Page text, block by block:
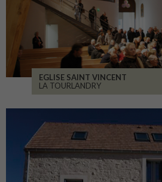
EGLISE SAINT VINCENT
LA TOURLANDRY